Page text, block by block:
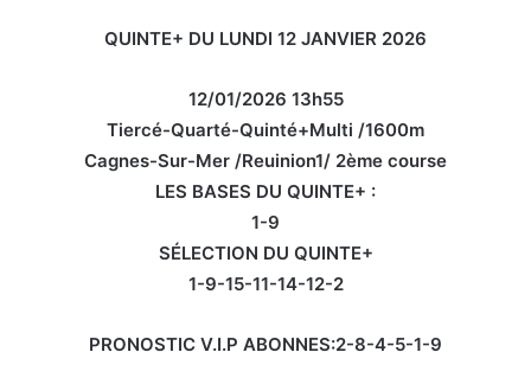
QUINTE+ DU LUNDI 12 JANVIER 2026
12/01/2026 13h55
Tiercé-Quarté-Quinté+Multi /1600m
Cagnes-Sur-Mer /Reuinion1/ 2ème course
LES BASES DU QUINTE+ :
1-9
SÉLECTION DU QUINTE+
1-9-15-11-14-12-2
PRONOSTIC V.I.P ABONNES:2-8-4-5-1-9